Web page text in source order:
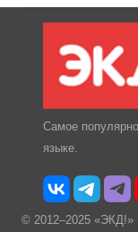
Самое
языке.
© 2012–2025 «ЭКД!»